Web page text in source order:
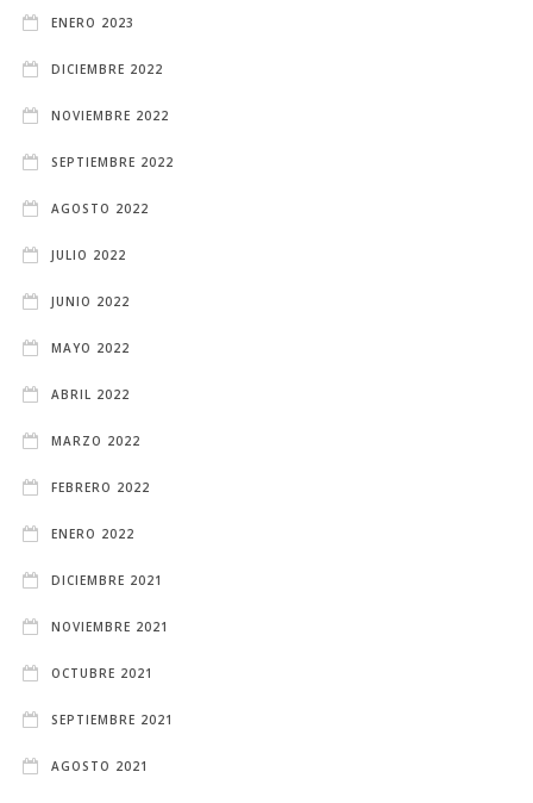
ENERO 2023
DICIEMBRE 2022
NOVIEMBRE 2022
SEPTIEMBRE 2022
AGOSTO 2022
JULIO 2022
JUNIO 2022
MAYO 2022
ABRIL 2022
MARZO 2022
FEBRERO 2022
ENERO 2022
DICIEMBRE 2021
NOVIEMBRE 2021
OCTUBRE 2021
SEPTIEMBRE 2021
AGOSTO 2021